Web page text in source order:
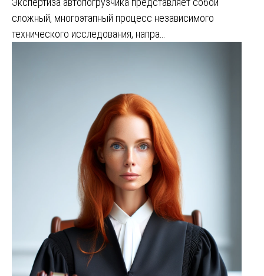
сложный, многоэтапный процесс независимого
технического исследования, напра…